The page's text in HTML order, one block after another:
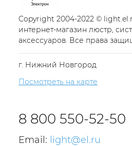
Copyright 2004-2022 ©
интернет-магазин люстр,
аксессуаров. Все права
г. Нижний Новгород
Посмотреть на карте
8 800 550-52-50
Email: light@el.ru